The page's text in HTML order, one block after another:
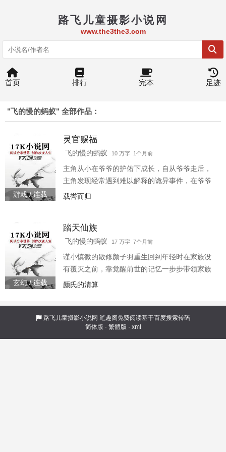
路飞儿童摄影小说网
www.the3the3.com
首页 排行 完本 足迹
"飞的慢的蚂蚁" 全部作品：
游戏 / 连载
灵官赐福
飞的慢的蚂蚁 10 万字 1个月前
主角从小在爷爷的护佑下成长，自从爷爷走后，
主角发现经常遇到难以解释的诡异事件，在爷爷
所制作的木雕玩具下瓦解，揭开了主角对这世界
载誉而归
玄幻 / 连载
踏天仙族
飞的慢的蚂蚁 17 万字 7个月前
谨小慎微的散修颜子羽重生回到年轻时在家族没
有覆灭之前，靠觉醒前世的记忆一步步带领家族
小心应对各种困境飞升到更高的界面，逐步开启
颜氏的清算
路飞儿童摄影小说网 笔趣阁免费阅读基于百度搜索转码
简体版 · 繁體版 · xml